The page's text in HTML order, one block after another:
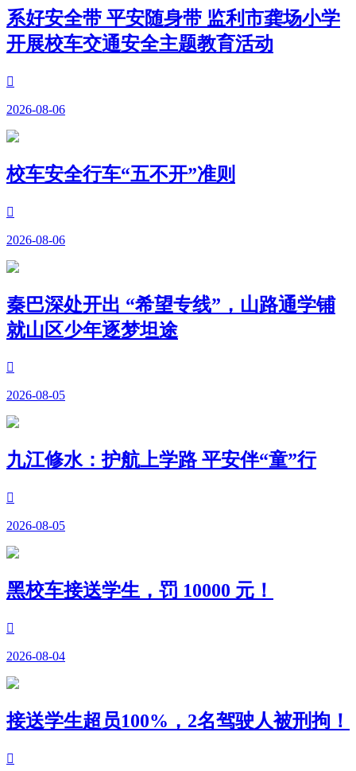
系好安全带 平安随身带 监利市龚场小学
开展校车交通安全主题教育活动

2026-08-06
校车安全行车“五不开”准则

2026-08-06
秦巴深处开出 “希望专线”，山路通学铺
就山区少年逐梦坦途

2026-08-05
九江修水：护航上学路 平安伴“童”行

2026-08-05
黑校车接送学生，罚 10000 元！

2026-08-04
接送学生超员100%，2名驾驶人被刑拘！
